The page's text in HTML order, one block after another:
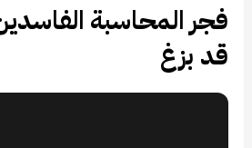
فجر المحاسبة
قد بزغ